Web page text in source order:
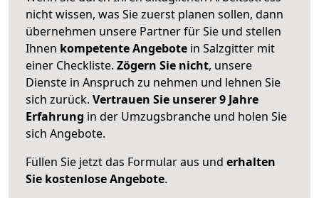
nicht wissen, was Sie zuerst planen sollen, dann
übernehmen unsere Partner für Sie und stellen
Ihnen kompetente Angebote in Salzgitter mit
einer Checkliste. Zögern Sie nicht, unsere
Dienste in Anspruch zu nehmen und lehnen Sie
sich zurück. Vertrauen Sie unserer 9 Jahre
Erfahrung in der Umzugsbranche und holen Sie
sich Angebote.
Füllen Sie jetzt das Formular aus und erhalten
Sie kostenlose Angebote.